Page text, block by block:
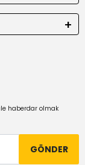
haberdar olmak
GÖNDER